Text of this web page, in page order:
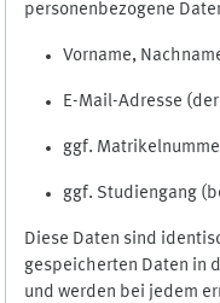
personenbezogene
Vorname,
E-Mail-Adresse (der
ggf.
ggf. Studiengang
Diese Daten sind
gespeicherten Daten in
und werden bei jedem